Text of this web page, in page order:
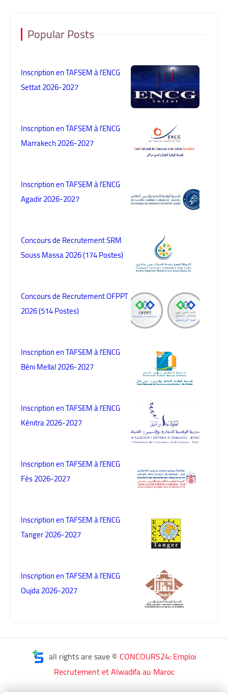
Popular Posts
Inscription en TAFSEM à l'ENCG
Settat 2026-2027
Inscription en TAFSEM à l'ENCG
Marrakech 2026-2027
Inscription en TAFSEM à l'ENCG
Agadir 2026-2027
Concours de Recrutement SRM
Souss Massa 2026 (174 Postes)
Concours de Recrutement OFPPT
2026 (514 Postes)
Inscription en TAFSEM à l'ENCG
Béni Mellal 2026-2027
Inscription en TAFSEM à l'ENCG
Kénitra 2026-2027
Inscription en TAFSEM à l'ENCG
Fès 2026-2027
Inscription en TAFSEM à l'ENCG
Tanger 2026-2027
Inscription en TAFSEM à l'ENCG
Oujda 2026-2027
all rights are save © CONCOURS24: Emploi
Recrutement et Alwadifa au Maroc